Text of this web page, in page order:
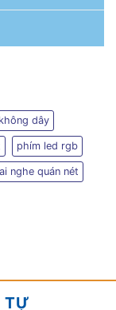
dây
phím led rgb
nghe quán nét
TỰ